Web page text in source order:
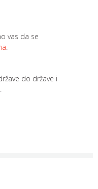
vas da se
.
do države i